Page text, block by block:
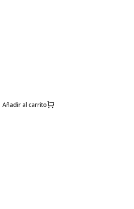
Añadir al carrito